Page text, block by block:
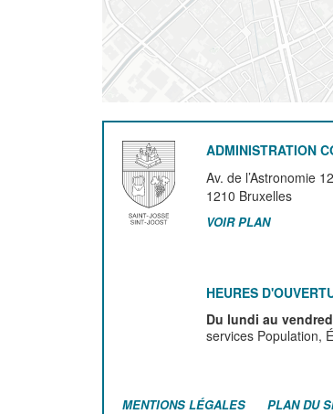
ADMINISTRATION
Av. de l’Astronomie
1210 Bruxelles
VOIR PLAN
HEURES
Du lundi au
services Population,
MENTIONS LÉGALES PLAN DU